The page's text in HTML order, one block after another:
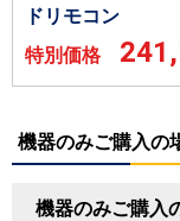
ドリモコン
特別価格
機器のみご購入の
機器のみご購入